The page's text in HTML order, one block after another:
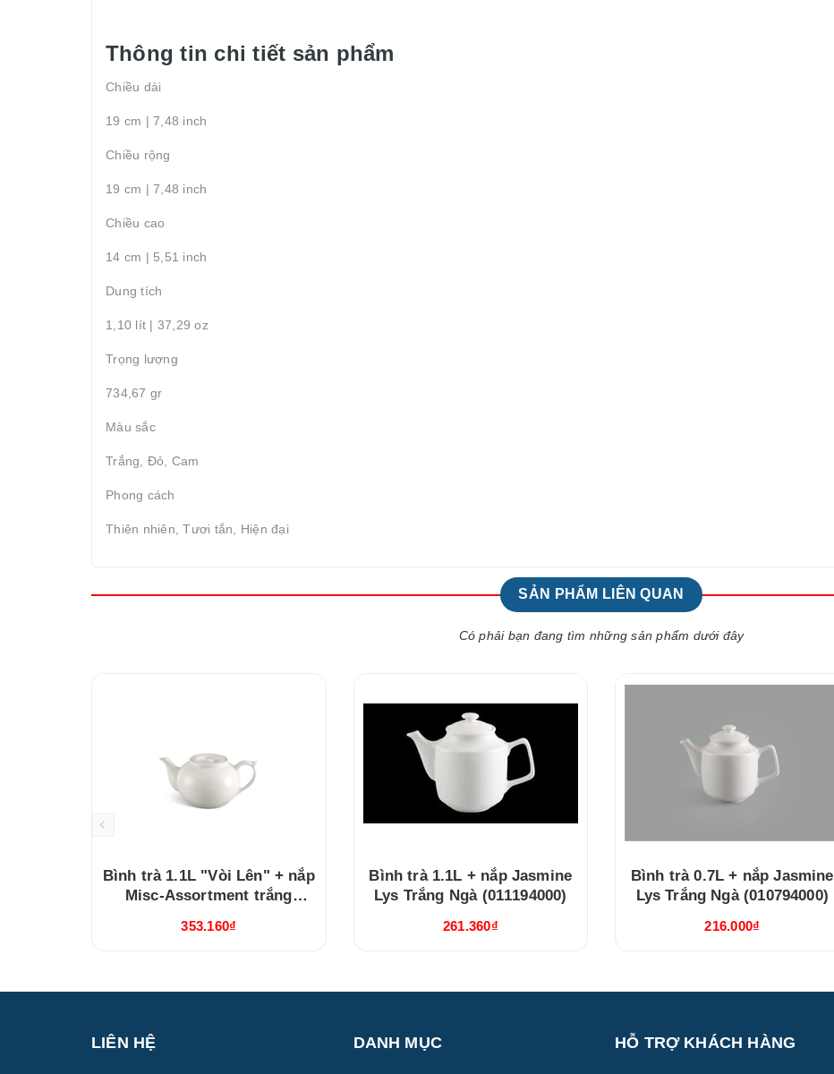
Thông tin chi tiết sản phẩm
Chiều dài
19 cm | 7,48 inch
Chiều rộng
19 cm | 7,48 inch
Chiều cao
14 cm | 5,51 inch
Dung tích
1,10 lít | 37,29 oz
Trọng lượng
734,67 gr
Màu sắc
Trắng, Đỏ, Cam
Phong cách
Thiên nhiên, Tươi tắn, Hiện đại
SẢN PHẨM LIÊN QUAN
Có phải bạn đang tìm những sản phẩm dưới đây
Bình trà 1.1L "Vòi Lên" + nắp
Misc-Assortment trắng
353.160₫
Bình trà 1.1L + nắp Jasmine
Lys Trắng Ngà (011194000)
261.360₫
Bình trà 0.7L + nắp Jasmine
Lys Trắng Ngà (010794000)
216.000₫
LIÊN HỆ DANH MỤC HỖ TRỢ KHÁCH HÀNG